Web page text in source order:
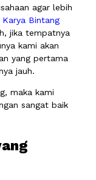
agar lebih
Karya Bintang
jika tempatnya
kami akan
yang pertama
jauh.
maka kami
sangat baik